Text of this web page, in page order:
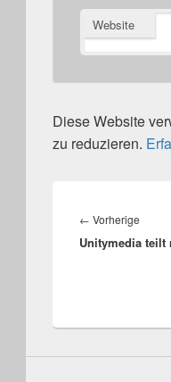
Website
Diese Website
zu reduzieren.
← Vorherige
Unitymedia teilt